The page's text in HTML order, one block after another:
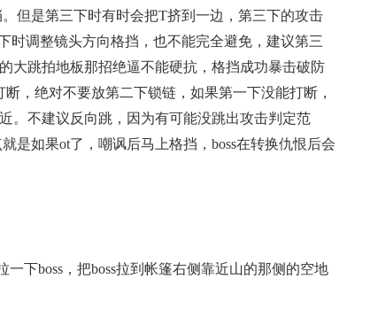
是第三下时有时会把T挤到一边，第三下的攻击
时调整镜头方向格挡，也不能完全避免，建议第三
大跳拍地板那招绝逼不能硬抗，格挡成功暴击破防
，绝对不要放第二下锁链，如果第一下没能打断，
。不建议反向跳，因为有可能没跳出攻击判定范
是如果ot了，嘲讽后马上格挡，boss在转换仇恨后会
boss，把boss拉到帐篷右侧靠近山的那侧的空地